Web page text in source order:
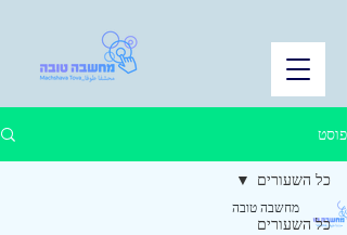
פוסט
כל השעורים
כל השעורים
מחשבה טובה